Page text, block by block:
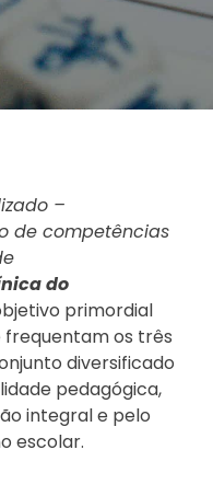
–
de competências
do
primordial
frequentam os três
diversificado
pedagógica,
integral e pelo
escolar.